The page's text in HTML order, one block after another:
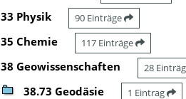
33 Physik 90 Einträge
35 Chemie 117 Einträge
38 Geowissenschaften 28
38.73 Geodäsie 1 Eintrag